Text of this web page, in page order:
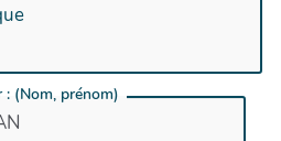
: (Nom, prénom)